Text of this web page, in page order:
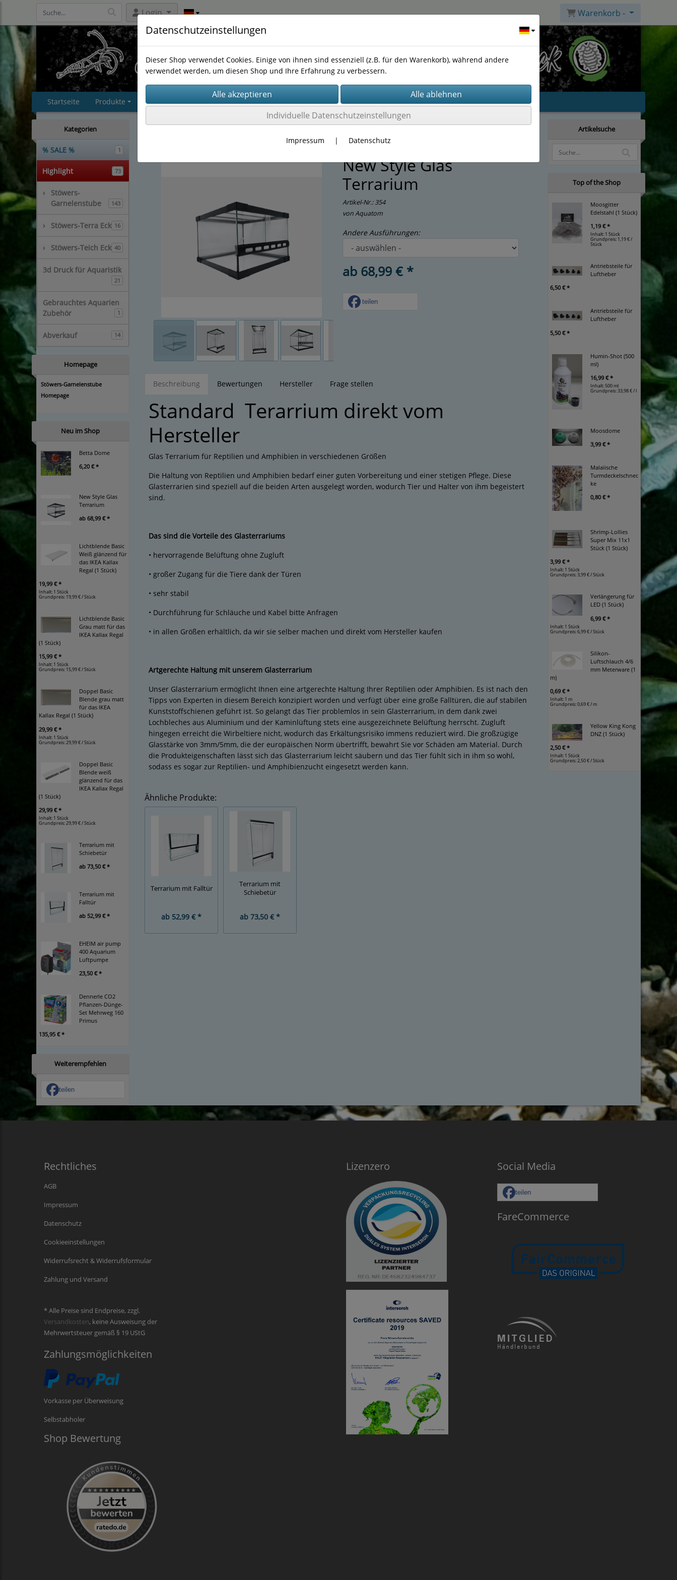
Login Warenkorb -
Startseite Produkte Impressum AGB Kontakt Tel.0172 1063170
Kategorien
% SALE % 1
Highlight 73
›
Stöwers-
Garnelenstube
143
› Stöwers-Terra Eck 16
› Stöwers-Teich Eck 40
3d Druck für Aquaristik
21
Gebrauchtes Aquarien
Zubehör
1
Abverkauf 14
Homepage
Stöwers-Garnelenstube
Homepage
Neu im Shop
Betta Dome
6,20 € *
New Style Glas
Terrarium
ab 68,99 € *
Lichtblende Basic
Weiß glänzend für
das IKEA Kallax
Regal (1 Stück)
19,99 € *
Inhalt: 1 Stück
Grundpreis: 19,99 € / Stück
Lichtblende Basic
Grau matt für das
IKEA Kallax Regal
(1 Stück)
15,99 € *
Inhalt: 1 Stück
Grundpreis: 15,99 € / Stück
Doppel Basic
Blende grau matt
für das IKEA
Kallax Regal (1 Stück)
29,99 € *
Inhalt: 1 Stück
Grundpreis:29,99 € / Stück
Doppel Basic
Blende weiß
glänzend für das
IKEA Kallax Regal
(1 Stück)
29,99 € *
Inhalt: 1 Stück
Grundpreis:29,99 € / Stück
Terrarium mit
Schiebetür
ab 73,50 € *
Terrarium mit
Falltür
ab 52,99 € *
EHEIM air pump
400 Aquarium
Luftpumpe
23,50 € *
Dennerle CO2
Pflanzen-Dünge-
Set Mehrweg 160
Primus
135,95 € *
Weiterempfehlen
teilen
Stöwers-Terra Eck(16) Terrarien(3)
New Style Glas
Terrarium
Artikel-Nr.:354
von Aquatom
Andere Ausführungen:
ab 68,99 € *
teilen
Beschreibung Bewertungen Hersteller Frage stellen
Standard Terarrium direkt vom
Hersteller
Glas Terrarium für Reptilien und Amphibien in verschiedenen Größen
Die Haltung von Reptilien und Amphibien bedarf einer guten Vorbereitung und einer stetigen Pflege. Diese
Glasterrarien sind speziell auf die beiden Arten ausgelegt worden, wodurch Tier und Halter von ihm begeistert
sind.
Das sind die Vorteile des Glasterrariums
• hervorragende Belüftung ohne Zugluft
• großer Zugang für die Tiere dank der Türen
• sehr stabil
• Durchführung für Schläuche und Kabel bitte Anfragen
• in allen Größen erhältlich, da wir sie selber machen und direkt vom Hersteller kaufen
Artgerechte Haltung mit unserem Glasterrarium
Unser Glasterrarium ermöglicht Ihnen eine artgerechte Haltung Ihrer Reptilien oder Amphibien. Es ist nach den
Tipps von Experten in diesem Bereich konzipiert worden und verfügt über eine große Falltüren, die auf stabilen
Kunststoffschienen geführt ist. So gelangt das Tier problemlos in sein Glasterrarium, in dem dank zwei
Lochbleches aus Aluminium und der Kaminlüftung stets eine ausgezeichnete Belüftung herrscht. Zugluft
hingegen erreicht die Wirbeltiere nicht, wodurch das Erkältungsrisiko immens reduziert wird. Die großzügige
Glasstärke von 3mm/5mm, die der europäischen Norm übertrifft, bewahrt Sie vor Schäden am Material. Durch
die Produkteigenschaften lässt sich das Glasterrarium leicht säubern und das Tier fühlt sich in ihm so wohl,
sodass es sogar zur Reptilien- und Amphibienzucht eingesetzt werden kann.
Ähnliche Produkte:
Terrarium mit Falltür
ab 52,99 € *
Terrarium mit
Schiebetür
ab 73,50 € *
Artikelsuche
Top of the Shop
Moosgitter
Edelstahl (1 Stück)
1,19 € *
Inhalt: 1 Stück
Grundpreis: 1,19 € /
Stück
Antriebsteile für
Luftheber
6,50 € *
Antriebsteile für
Luftheber
5,50 € *
Humin-Shot (500
ml)
16,99 € *
Inhalt: 500 ml
Grundpreis:33,98 € / l
Moosdome
3,99 € *
Malaiische
Turmdeckelschnec
ke
0,80 € *
Shrimp-Lollies
Super Mix 11x1
Stück (1 Stück)
3,99 € *
Inhalt: 1 Stück
Grundpreis:3,99 € / Stück
Verlängerung für
LED (1 Stück)
6,99 € *
Inhalt: 1 Stück
Grundpreis:6,99 € / Stück
Silikon-
Luftschlauch 4/6
mm Meterware (1
m)
0,69 € *
Inhalt: 1 m
Grundpreis:0,69 € / m
Yellow King Kong
DNZ (1 Stück)
2,50 € *
Inhalt: 1 Stück
Grundpreis:2,50 € / Stück
Rechtliches
AGB
Impressum
Datenschutz
Cookieeinstellungen
Widerrufsrecht & Widerrufsformular
Zahlung und Versand
* Alle Preise sind Endpreise, zzgl.
Versandkosten, keine Ausweisung der
Mehrwertsteuer gemäß § 19 UStG
Zahlungsmöglichkeiten
Vorkasse per Überweisung
Selbstabholer
Shop Bewertung
Lizenzero Social Media
teilen
FareCommerce
Datenschutzeinstellungen
Dieser Shop verwendet Cookies. Einige von ihnen sind essenziell (z.B. für den Warenkorb), während andere
verwendet werden, um diesen Shop und Ihre Erfahrung zu verbessern.
Individuelle Datenschutzeinstellungen
Impressum | Datenschutz